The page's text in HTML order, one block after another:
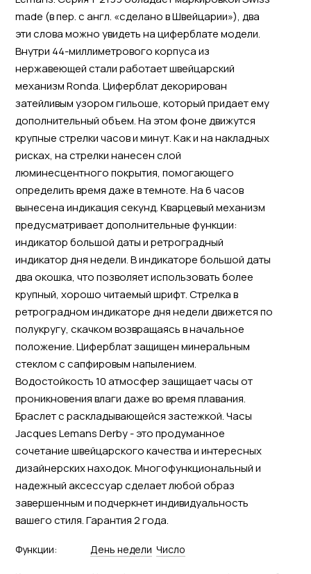
made (в пер. с англ. «сделано в Швейцарии»), два
эти слова можно увидеть на циферблате модели.
Внутри 44-миллиметрового корпуса из
нержавеющей стали работает швейцарский
механизм Ronda. Циферблат декорирован
затейливым узором гильоше, который придает ему
дополнительный объем. На этом фоне движутся
крупные стрелки часов и минут. Как и на накладных
рисках, на стрелки нанесен слой
люминесцентного покрытия, помогающего
определить время даже в темноте. На 6 часов
вынесена индикация секунд. Кварцевый механизм
предусматривает дополнительные функции:
индикатор большой даты и ретроградный
индикатор дня недели. В индикаторе большой даты
два окошка, что позволяет использовать более
крупный, хорошо читаемый шрифт. Стрелка в
ретроградном индикаторе дня недели движется по
полукругу, скачком возвращаясь в начальное
положение. Циферблат защищен минеральным
стеклом с сапфировым напылением.
Водостойкость 10 атмосфер защищает часы от
проникновения влаги даже во время плавания.
Браслет с раскладывающейся застежкой. Часы
Jacques Lemans Derby - это продуманное
сочетание швейцарского качества и интересных
дизайнерских находок. Многофункциональный и
надежный аксессуар сделает любой образ
завершенным и подчеркнет индивидуальность
вашего стиля. Гарантия 2 года.
Функции: День недели Число